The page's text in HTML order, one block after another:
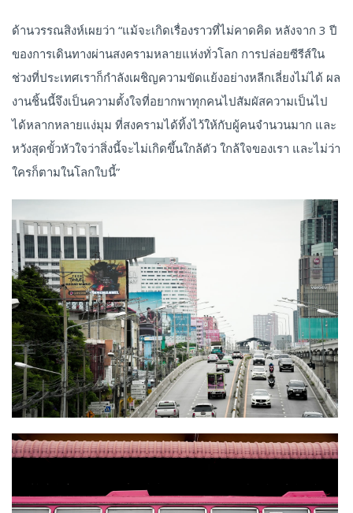
ด้านวรรณสิงห์เผยว่า “แม้จะเกิดเรื่องราวที่ไม่คาดคิด หลังจาก 3 ปี
ของการเดินทางผ่านสงครามหลายแห่งทั่วโลก การปล่อยซีรีส์ใน
ช่วงที่ประเทศเราก็กำลังเผชิญความขัดแย้งอย่างหลีกเลี่ยงไม่ได้ ผล
งานชิ้นนี้จึงเป็นความตั้งใจที่อยากพาทุกคนไปสัมผัสความเป็นไป
ได้หลากหลายแง่มุม ที่สงครามได้ทิ้งไว้ให้กับผู้คนจำนวนมาก และ
หวังสุดขั้วหัวใจว่าสิ่งนี้จะไม่เกิดขึ้นใกล้ตัว ใกล้ใจของเรา และไม่ว่า
ใครก็ตามในโลกใบนี้”